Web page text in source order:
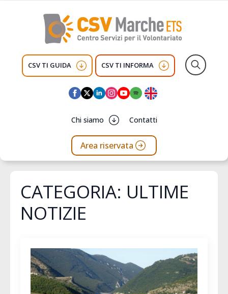
CSV TI GUIDA CSV TI INFORMA
Chi siamo Contatti
Area riservata
CATEGORIA: ULTIME
NOTIZIE